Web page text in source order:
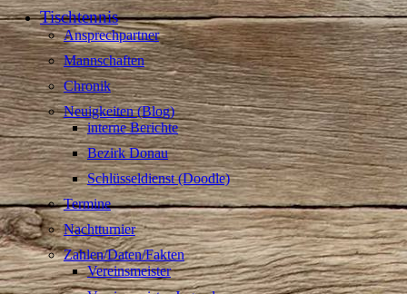
Tischtennis
Ansprechpartner
Mannschaften
Chronik
Neuigkeiten (Blog)
interne Berichte
Bezirk Donau
Schlüsseldienst (Doodle)
Termine
Nachtturnier
Zahlen/Daten/Fakten
Vereinsmeister